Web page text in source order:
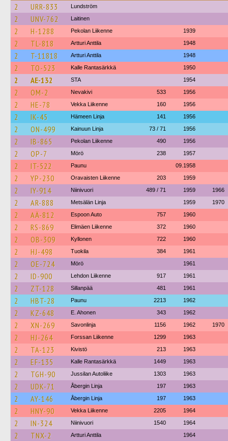
2 URR-833 Lundström
2 UNV-762 Laitinen
2 H-1288 Pekolan Liikenne 1939
2 TL-818 Artturi Anttila 1948
2 T-11818 Artturi Anttila 1948
2 TO-523 Kalle Rantasärkkä 1950
2 AE-132 STA 1954
2 OM-2 Nevakivi 533 1956
2 HE-78 Vekka Liikenne 160 1956
2 IK-45 Hämeen Linja 141 1956
2 ON-499 Kainuun Linja 73 / 71 1956
2 IB-865 Pekolan Liikenne 490 1956
2 OP-7 Mörö 238 1957
2 IT-522 Paunu 09.1958
2 YP-230 Oravaisten Liikenne 203 1959
2 IY-914 Niinivuori 489 / 71 1959 1966
2 AR-888 Metsälän Linja 1959 1970
2 AÄ-812 Espoon Auto 757 1960
2 RS-869 Elimäen Liikenne 372 1960
2 OB-309 Kyllonen 722 1960
2 HJ-498 Tuokila 384 1961
2 OE-724 Mörö 1961
2 ID-900 Lehdon Liikenne 917 1961
2 ZT-128 Sillanpää 481 1961
2 HBT-28 Paunu 2213 1962
2 KZ-648 E. Ahonen 343 1962
2 XN-269 Savonlinja 1156 1962 1970
2 HJ-264 Forssan Liikenne 1299 1963
2 TA-123 Kivistö 213 1963
2 EF-135 Kalle Rantasärkkä 1449 1963
2 TGH-90 Jussilan Autoliike 1303 1963
2 UDK-71 Åbergin Linja 197 1963
2 AY-146 Åbergin Linja 197 1963
2 HNY-90 Vekka Liikenne 2205 1964
2 IN-324 Niinivuori 1540 1964
2 TNX-2 Artturi Anttila 1964